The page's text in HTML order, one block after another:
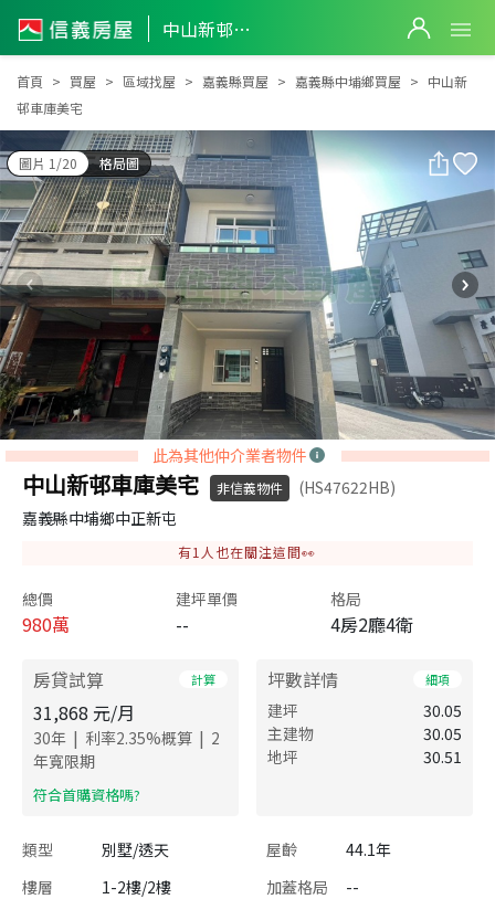
中山新邨車庫美宅
中山新邨車庫美宅
首頁 買屋 區域找屋 嘉義縣買屋 嘉義縣中埔鄉買屋
中山新
邨車庫美宅
圖片 1/20 格局圖
此為其他仲介業者物件
中山新邨車庫美宅 非信義物件
(HS47622HB)
嘉義縣中埔鄉中正新屯
有1 人也在關注這間👀
總價
980萬
建坪單價
--
格局
4房2廳4衛
房貸試算 計算
31,868 元/月
30年 | 利率2.35%概算 | 2
年寬限期
​符合首購資格嗎?
坪數詳情 細項
建坪
30.05
主建物
30.05
地坪
30.51
類型 別墅/透天 屋齡
44.1年
樓層
1-2樓/2樓 加蓋格局
--